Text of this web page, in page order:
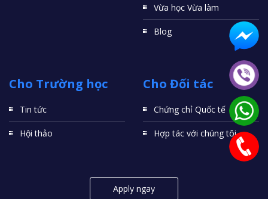
Vừa học Vừa làm
Blog
Cho Trường học
Tin tức
Hội thảo
Cho Đối tác
Chứng chỉ Quốc tế
Hợp tác với chúng tôi
Apply ngay